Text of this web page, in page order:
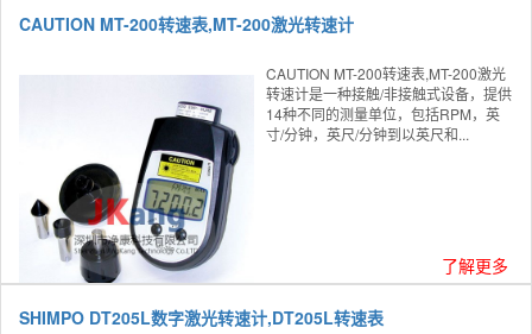
CAUTION MT-200转速表,MT-200激光转速计
CAUTION MT-200转速表,MT-200激光
转速计是一种接触/非接触式设备，提供
14种不同的测量单位，包括RPM，英
寸/分钟，英尺/分钟到以英尺和...
了解更多
SHIMPO DT205L数字激光转速计,DT205L转速表